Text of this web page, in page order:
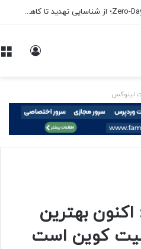
روش‌های جلوگیری از حملات Zero-Day؛ از شناسایی تهدید تا کاهش ریسک
لینوکس
بهترین
بیت کوین است